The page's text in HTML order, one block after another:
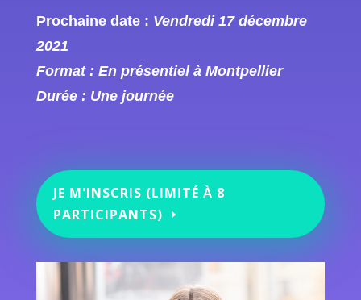
Prochaine date : Vendredi 17 décembre
2021
Format : En présentiel à Montpellier
Durée : Une journée
JE M'INSCRIS (LIMITÉ À 8
PARTICIPANTS)